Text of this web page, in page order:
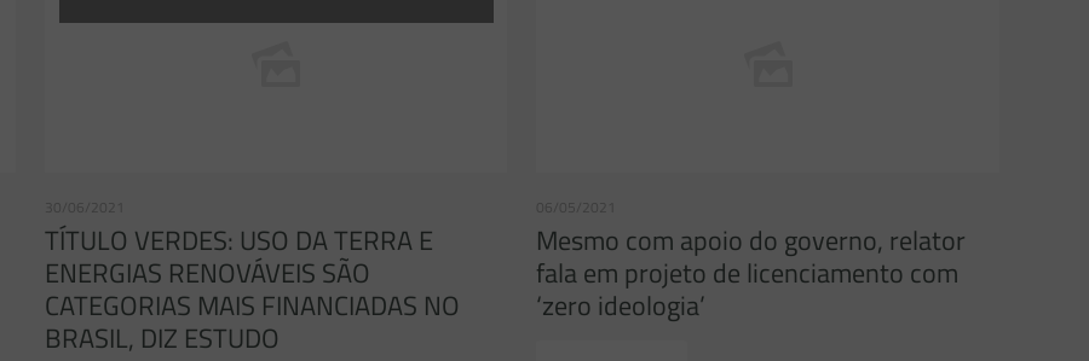
30/06/2021
TÍTULO VERDES: USO DA TERRA E
ENERGIAS RENOVÁVEIS SÃO
CATEGORIAS MAIS FINANCIADAS NO
BRASIL, DIZ ESTUDO
06/05/2021
Mesmo com apoio do governo, relator
fala em projeto de licenciamento com
‘zero ideologia’